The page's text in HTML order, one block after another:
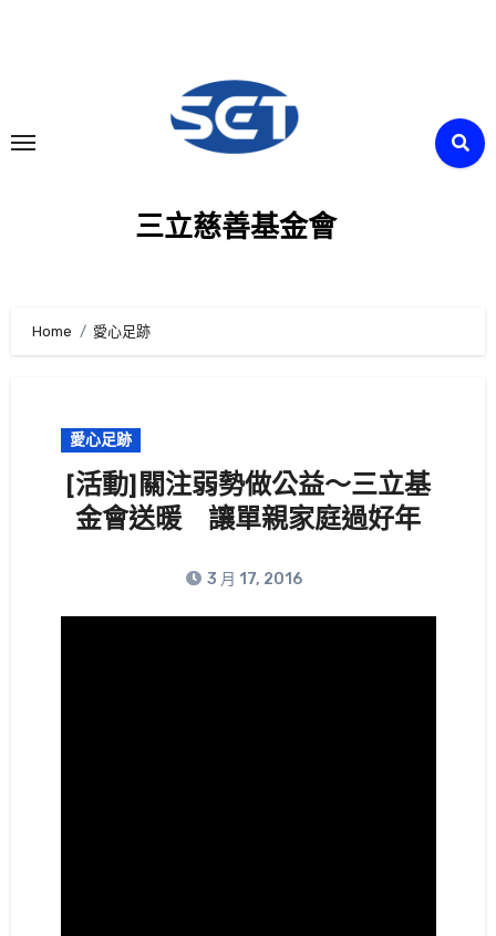
三立慈善基金會
Home 愛心足跡
愛心足跡
[活動]關注弱勢做公益～三立基
金會送暖 讓單親家庭過好年
3 月 17, 2016